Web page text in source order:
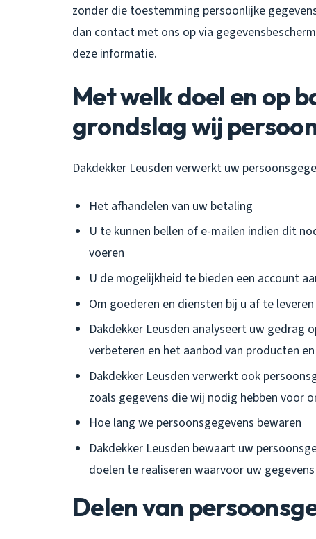
zonder die toestemming persoonlijke
dan contact met ons op via
deze informatie.
Met welk doel en op
grondslag wij
Dakdekker Leusden verwerkt uw
Het afhandelen van uw betaling
U te kunnen bellen of e-mailen indien dit
voeren
U de mogelijkheid te bieden een account
Om goederen en diensten bij u af te leveren
Dakdekker Leusden analyseert uw gedrag
verbeteren en het aanbod van producten
Dakdekker Leusden verwerkt ook
zoals gegevens die wij nodig hebben voor
Hoe lang we persoonsgegevens bewaren
Dakdekker Leusden bewaart uw
doelen te realiseren waarvoor uw
Delen van